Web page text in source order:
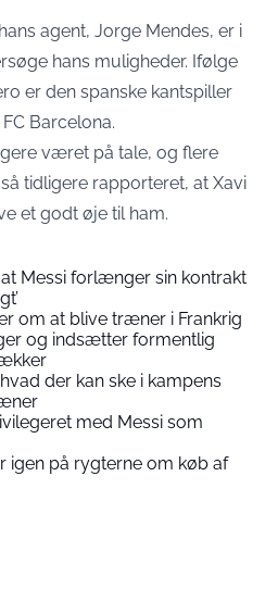
agent, Jorge Mendes, er i
hans muligheder. Ifølge
er den spanske kantspiller
Barcelona.
været på tale, og flere
tidligere rapporteret, at Xavi
et godt øje til ham.
Messi forlænger sin kontrakt
om at blive træner i Frankrig
og indsætter formentlig
der kan ske i kampens
med Messi som
igen på rygterne om køb af